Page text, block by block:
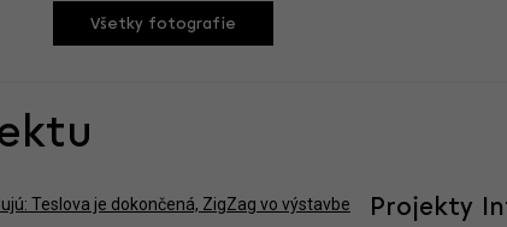
Všetky fotografie
Projekty